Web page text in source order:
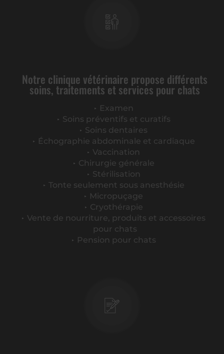
Notre clinique vétérinaire propose différents
soins, traitements et services pour chats
Examen
Soins préventifs et curatifs
Soins dentaires
Échographie abdominale et cardiaque
Vaccination
Chirurgie générale
Stérilisation
Tonte seulement sous anesthésie
Micropuçage
Cryothérapie
Vente de nourriture, produits et accessoires
pour chats
Pension pour chats